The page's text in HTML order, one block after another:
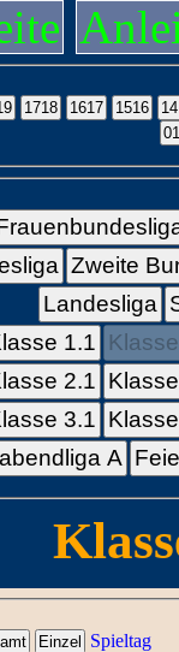
Zweite
Landesliga
1.1
2.1
3.1
A
Spieltag